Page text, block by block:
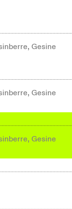
Gesine
Gesine
Gesine